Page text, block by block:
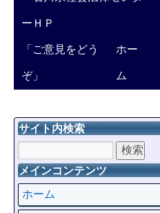
ーＨＰ
「ご意見をどう
ぞ」
ホー
ム
サイト内検索
メインコンテンツ
ホーム